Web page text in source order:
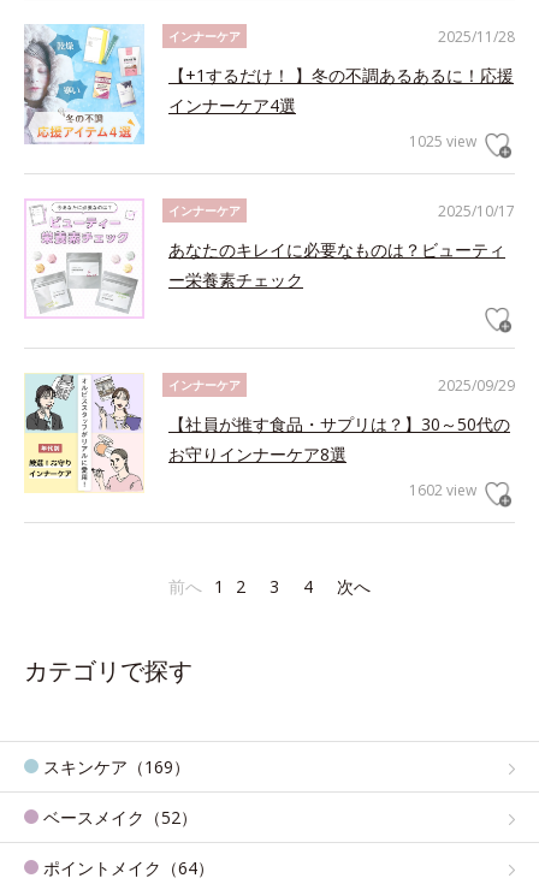
2025/11/28
インナーケア
【+1するだけ！ 】冬の不調あるあるに！応援
インナーケア4選
1025 view
2025/10/17
インナーケア
あなたのキレイに必要なものは？ビューティ
ー栄養素チェック
2025/09/29
インナーケア
【社員が推す食品・サプリは？】30～50代の
お守りインナーケア8選
1602 view
前へ 1 2 3 4 次へ
カテゴリで探す
スキンケア（169）
ベースメイク（52）
ポイントメイク（64）